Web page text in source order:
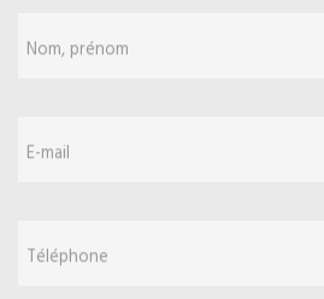
Nom, prénom
E-mail
Téléphone